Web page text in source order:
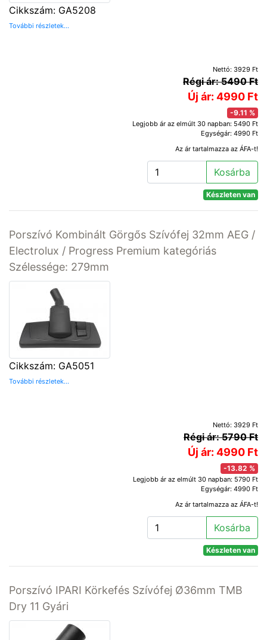
Cikkszám: GA5208
További részletek...
Nettó: 3929 Ft
Régi ár: 5490 Ft
Új ár: 4990 Ft
-9.11 %
Legjobb ár az elmúlt 30 napban: 5490 Ft
Egységár: 4990 Ft
Az ár tartalmazza az ÁFA-t!
Kosárba
Készleten van
Porszívó Kombinált Görgős Szívófej 32mm AEG /
Electrolux / Progress Premium kategóriás
Szélessége: 279mm
Cikkszám: GA5051
További részletek...
Nettó: 3929 Ft
Régi ár: 5790 Ft
Új ár: 4990 Ft
-13.82 %
Legjobb ár az elmúlt 30 napban: 5790 Ft
Egységár: 4990 Ft
Az ár tartalmazza az ÁFA-t!
Kosárba
Készleten van
Porszívó IPARI Körkefés Szívófej Ø36mm TMB
Dry 11 Gyári